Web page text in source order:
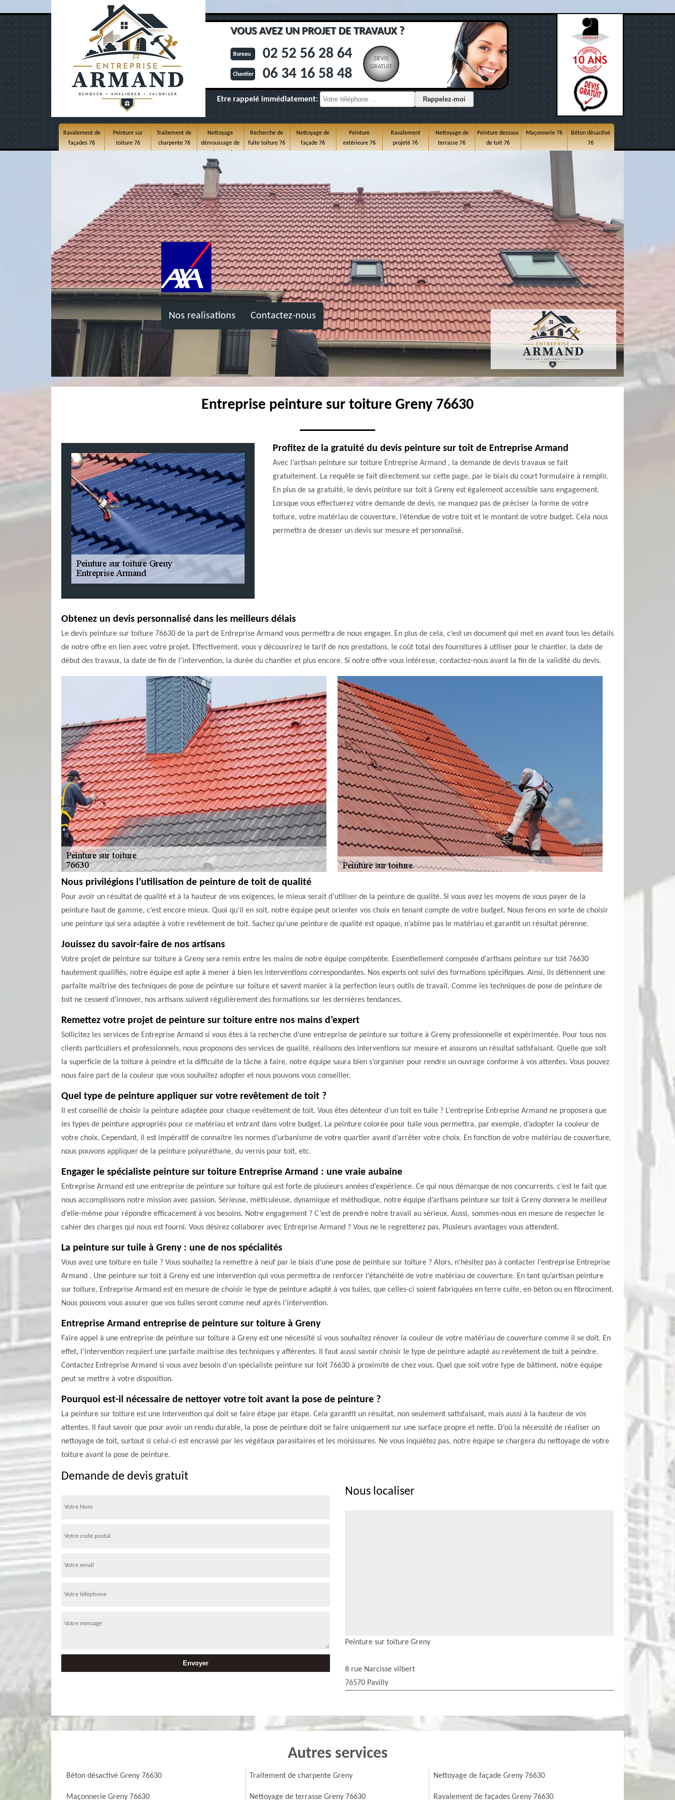
VOUS AVEZ UN PROJET DE TRAVAUX ?
Bureau 02 52 56 28 64
Chantier 06 34 16 58 48
DEVIS
GRATUIT
Etre rappelé immédiatement:
Ravalement de
façades 76
Peinture sur
toiture 76
Traitement de
charpente 76
Nettoyage
démoussage de
Recherche de
fuite toiture 76
Nettoyage de
façade 76
Peinture
extérieure 76
Ravalement
projeté 76
Nettoyage de
terrasse 76
Peinture dessous
de toit 76
Maçonnerie 76
Béton désactivé
76
Nos realisations Contactez-nous
Entreprise peinture sur toiture Greny 76630
Profitez de la gratuité du devis peinture sur toit de Entreprise Armand
Avec l’artisan peinture sur toiture Entreprise Armand , la demande de devis travaux se fait
gratuitement. La requête se fait directement sur cette page, par le biais du court formulaire à remplir.
En plus de sa gratuité, le devis peinture sur toit à Greny est également accessible sans engagement.
Lorsque vous effectuerez votre demande de devis, ne manquez pas de préciser la forme de votre
toiture, votre matériau de couverture, l’étendue de votre toit et le montant de votre budget. Cela nous
permettra de dresser un devis sur mesure et personnalisé.
Obtenez un devis personnalisé dans les meilleurs délais
Le devis peinture sur toiture 76630 de la part de Entreprise Armand vous permettra de nous engager. En plus de cela, c’est un document qui met en avant tous les détails
de notre offre en lien avec votre projet. Effectivement, vous y découvrirez le tarif de nos prestations, le coût total des fournitures à utiliser pour le chantier, la date de
début des travaux, la date de fin de l’intervention, la durée du chantier et plus encore. Si notre offre vous intéresse, contactez-nous avant la fin de la validité du devis.
Nous privilégions l’utilisation de peinture de toit de qualité
Pour avoir un résultat de qualité et à la hauteur de vos exigences, le mieux serait d’utiliser de la peinture de qualité. Si vous avez les moyens de vous payer de la
peinture haut de gamme, c’est encore mieux. Quoi qu’il en soit, notre équipe peut orienter vos choix en tenant compte de votre budget. Nous ferons en sorte de choisir
une peinture qui sera adaptée à votre revêtement de toit. Sachez qu’une peinture de qualité est opaque, n’abîme pas le matériau et garantit un résultat pérenne.
Jouissez du savoir-faire de nos artisans
Votre projet de peinture sur toiture à Greny sera remis entre les mains de notre équipe compétente. Essentiellement composée d’artisans peinture sur toit 76630
hautement qualifiés, notre équipe est apte à mener à bien les interventions correspondantes. Nos experts ont suivi des formations spécifiques. Ainsi, ils détiennent une
parfaite maîtrise des techniques de pose de peinture sur toiture et savent manier à la perfection leurs outils de travail. Comme les techniques de pose de peinture de
toit ne cessent d’innover, nos artisans suivent régulièrement des formations sur les dernières tendances.
Remettez votre projet de peinture sur toiture entre nos mains d’expert
Sollicitez les services de Entreprise Armand si vous êtes à la recherche d’une entreprise de peinture sur toiture à Greny professionnelle et expérimentée. Pour tous nos
clients particuliers et professionnels, nous proposons des services de qualité, réalisons des interventions sur mesure et assurons un résultat satisfaisant. Quelle que soit
la superficie de la toiture à peindre et la difficulté de la tâche à faire, notre équipe saura bien s’organiser pour rendre un ouvrage conforme à vos attentes. Vous pouvez
nous faire part de la couleur que vous souhaitez adopter et nous pouvons vous conseiller.
Quel type de peinture appliquer sur votre revêtement de toit ?
Il est conseillé de choisir la peinture adaptée pour chaque revêtement de toit. Vous êtes détenteur d’un toit en tuile ? L’entreprise Entreprise Armand ne proposera que
les types de peinture appropriés pour ce matériau et entrant dans votre budget. La peinture colorée pour tuile vous permettra, par exemple, d’adopter la couleur de
votre choix. Cependant, il est impératif de connaitre les normes d’urbanisme de votre quartier avant d’arrêter votre choix. En fonction de votre matériau de couverture,
nous pouvons appliquer de la peinture polyuréthane, du vernis pour toit, etc.
Engager le spécialiste peinture sur toiture Entreprise Armand : une vraie aubaine
Entreprise Armand est une entreprise de peinture sur toiture qui est forte de plusieurs années d’expérience. Ce qui nous démarque de nos concurrents, c’est le fait que
nous accomplissons notre mission avec passion. Sérieuse, méticuleuse, dynamique et méthodique, notre équipe d’artisans peinture sur toit à Greny donnera le meilleur
d’elle-même pour répondre efficacement à vos besoins. Notre engagement ? C’est de prendre notre travail au sérieux. Aussi, sommes-nous en mesure de respecter le
cahier des charges qui nous est fourni. Vous désirez collaborer avec Entreprise Armand ? Vous ne le regretterez pas. Plusieurs avantages vous attendent.
La peinture sur tuile à Greny : une de nos spécialités
Vous avez une toiture en tuile ? Vous souhaitez la remettre à neuf par le biais d’une pose de peinture sur toiture ? Alors, n’hésitez pas à contacter l’entreprise Entreprise
Armand . Une peinture sur toit à Greny est une intervention qui vous permettra de renforcer l’étanchéité de votre matériau de couverture. En tant qu’artisan peinture
sur toiture, Entreprise Armand est en mesure de choisir le type de peinture adapté à vos tuiles, que celles-ci soient fabriquées en terre cuite, en béton ou en fibrociment.
Nous pouvons vous assurer que vos tuiles seront comme neuf après l’intervention.
Entreprise Armand entreprise de peinture sur toiture à Greny
Faire appel à une entreprise de peinture sur toiture à Greny est une nécessité si vous souhaitez rénover la couleur de votre matériau de couverture comme il se doit. En
effet, l’intervention requiert une parfaite maîtrise des techniques y afférentes. Il faut aussi savoir choisir le type de peinture adapté au revêtement de toit à peindre.
Contactez Entreprise Armand si vous avez besoin d’un spécialiste peinture sur toit 76630 à proximité de chez vous. Quel que soit votre type de bâtiment, notre équipe
peut se mettre à votre disposition.
Pourquoi est-il nécessaire de nettoyer votre toit avant la pose de peinture ?
La peinture sur toiture est une intervention qui doit se faire étape par étape. Cela garantit un résultat, non seulement satisfaisant, mais aussi à la hauteur de vos
attentes. Il faut savoir que pour avoir un rendu durable, la pose de peinture doit se faire uniquement sur une surface propre et nette. D’où la nécessité de réaliser un
nettoyage de toit, surtout si celui-ci est encrassé par les végétaux parasitaires et les moisissures. Ne vous inquiétez pas, notre équipe se chargera du nettoyage de votre
toiture avant la pose de peinture.
Demande de devis gratuit
Nous localiser
Peinture sur toiture Greny
8 rue Narcisse vilbert
76570 Pavilly
Autres services
Béton désactivé Greny 76630
Maçonnerie Greny 76630
Traitement de charpente Greny
Nettoyage de terrasse Greny 76630
Nettoyage de façade Greny 76630
Ravalement de façades Greny 76630